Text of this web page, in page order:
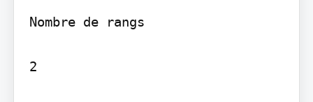
Nombre de rangs
2